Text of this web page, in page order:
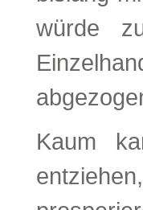
würde
Kaum